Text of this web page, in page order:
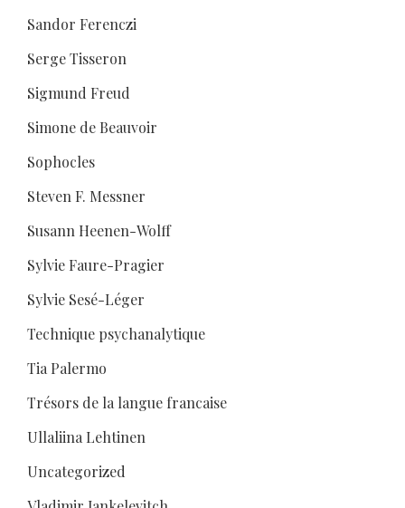
Sandor Ferenczi
Serge Tisseron
Sigmund Freud
Simone de Beauvoir
Sophocles
Steven F. Messner
Susann Heenen-Wolff
Sylvie Faure-Pragier
Sylvie Sesé-Léger
Technique psychanalytique
Tia Palermo
Trésors de la langue francaise
Ullaliina Lehtinen
Uncategorized